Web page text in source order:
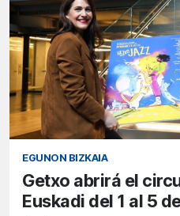
EGUNON BIZKAIA
Getxo abrirá el
Euskadi del 1 al 5